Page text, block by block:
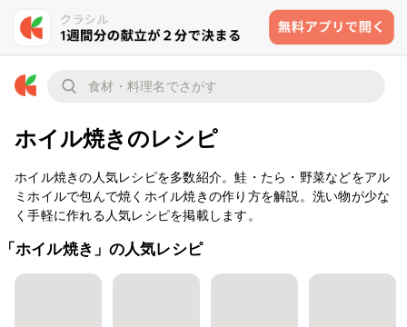
ホイル焼きのレシピ
ホイル焼きの人気レシピを多数紹介。鮭・たら・野菜などをアル
ミホイルで包んで焼くホイル焼きの作り方を解説。洗い物が少な
く手軽に作れる人気レシピを掲載します。
「ホイル焼き」の人気レシピ